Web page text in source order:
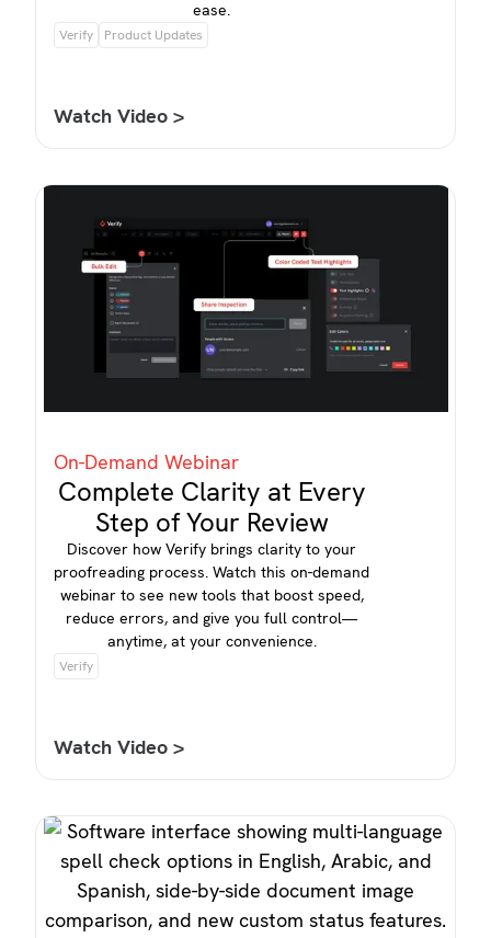
ease.
Verify Product Updates
Watch Video >
On-Demand Webinar
Complete Clarity at Every
Step of Your Review
Discover how Verify brings clarity to your
proofreading process. Watch this on-demand
webinar to see new tools that boost speed,
reduce errors, and give you full control—
anytime, at your convenience.
Verify
Watch Video >